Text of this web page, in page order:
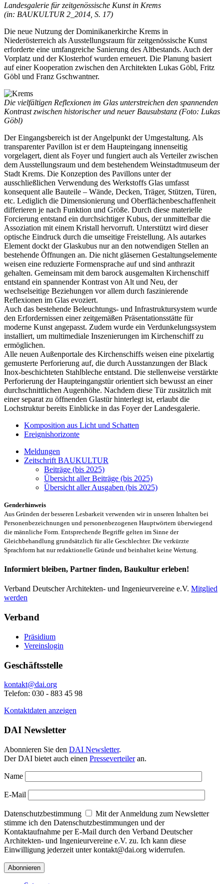
Landesgalerie für zeitgenössische Kunst in Krems
(in: BAUKULTUR 2_2014, S. 17)
Die neue Nutzung der Dominikanerkirche Krems in
Niederösterreich als Ausstellungsraum für zeitgenössische Kunst
erforderte eine umfangreiche Sanierung des Altbestands. Auch der
Vorplatz und der Klosterhof wurden erneuert. Die Planung basiert
auf einer Kooperation zwischen den Architekten Lukas Göbl, Fritz
Göbl und Franz Gschwantner.
Die vielfältigen Reflexionen im Glas unterstreichen den spannenden
Kontrast zwischen historischer und neuer Bausubstanz (Foto: Lukas
Göbl)
Der Eingangsbereich ist der Angelpunkt der Umgestaltung. Als
transparenter Pavillon ist er dem Haupteingang innenseitig
vorgelagert, dient als Foyer und fungiert auch als Verteiler zwischen
dem Ausstellungsraum und dem bestehendem Weinstadtmuseum der
Stadt Krems. Die Konzeption des Pavillons unter der
ausschließlichen Verwendung des Werkstoffs Glas umfasst
konsequent alle Bauteile – Wände, Decken, Träger, Stützen, Türen,
etc. Lediglich die Dimensionierung und Oberflächenbeschaffenheit
differieren je nach Funktion und Größe. Durch diese materielle
Forcierung entstand ein durchsichtiger Kubus, der unmittelbar die
Assoziation mit einem Kristall hervorruft. Unterstützt wird dieser
optische Eindruck durch die umseitige Freistellung. Als autarkes
Element dockt der Glaskubus nur an den notwendigen Stellen an
bestehende Öffnungen an. Die nicht gläsernen Gestaltungselemente
weisen eine reduzierte Formensprache auf und sind anthrazit
gehalten. Gemeinsam mit dem barock ausgemalten Kirchenschiff
entstand ein spannender Kontrast von Alt und Neu, der
wechselseitige Beziehungen vor allem durch faszinierende
Reflexionen im Glas evoziert.
Auch das bestehende Beleuchtungs- und Infrastruktursystem wurde
den Erfordernissen einer zeitgemäßen Präsentationsstätte für
moderne Kunst angepasst. Zudem wurde ein Verdunkelungssystem
installiert, um multimediale Inszenierungen im Kirchenschiff zu
ermöglichen.
Alle neuen Außenportale des Kirchenschiffs weisen eine pixelartig
gemusterte Perforierung auf, die durch Ausstanzungen der Black
Inox-beschichteten Stahlbleche entstand. Die stellenweise verstärkte
Perforierung der Haupteingangstür orientiert sich bewusst an einer
durchschnittlichen Augenhöhe. Nachdem diese Tür zusätzlich mit
einer separat zu öffnenden Glastür hinterlegt ist, erlaubt die
Lochstruktur bereits Einblicke in das Foyer der Landesgalerie.
Komposition aus Licht und Schatten
Ereignishorizonte
Meldungen
Zeitschrift BAUKULTUR
Beiträge (bis 2025)
Übersicht aller Beiträge (bis 2025)
Übersicht aller Ausgaben (bis 2025)
Genderhinweis
Aus Gründen der besseren Lesbarkeit verwenden wir in unseren Inhalten bei
Personenbezeichnungen und personenbezogenen Hauptwörtern überwiegend
die männliche Form. Entsprechende Begriffe gelten im Sinne der
Gleichbehandlung grundsätzlich für alle Geschlechter. Die verkürzte
Sprachform hat nur redaktionelle Gründe und beinhaltet keine Wertung.
Informiert bleiben, Partner finden, Baukultur erleben!
Verband Deutscher Architekten- und Ingenieurvereine e.V. Mitglied
werden
Verband
Präsidium
Vereinslogin
Geschäftsstelle
kontakt@dai.org
Telefon: 030 - 883 45 98
Kontaktdaten anzeigen
DAI Newsletter
Abonnieren Sie den DAI Newsletter.
Der DAI bietet auch einen Presseverteileran.
Name
E-Mail
Datenschutzbestimmung
Mit der Anmeldung zum Newsletter
stimme ich den Datenschutzbestimmungen und der
Kontaktaufnahme per E-Mail durch den Verband Deutscher
Architekten- und Ingenieurvereine e.V. zu. Ich kann diese
Einwilligung jederzeit unter kontakt@dai.org widerrufen.